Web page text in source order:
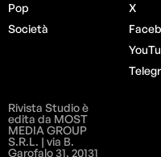
Pop
Società
X
Rivista Studio è
edita da MOST
MEDIA GROUP
S.R.L. | via B.
Garofalo 31, 20131